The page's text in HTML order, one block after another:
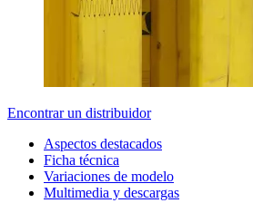
Encontrar un distribuidor
Aspectos destacados
Ficha técnica
Variaciones de modelo
Multimedia y descargas